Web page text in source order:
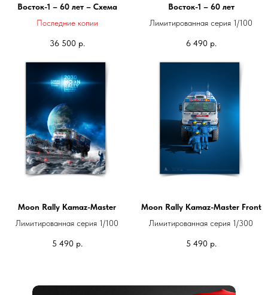
Восток-1 – 60 лет – Схема
Последние копии
36 500 р.
Восток-1 – 60 лет
Лимитированная серия 1/100
6 490 р.
Moon Rally Kamaz-Master
Лимитированная серия 1/100
5 490 р.
Moon Rally Kamaz-Master Front
Лимитированная серия 1/300
5 490 р.